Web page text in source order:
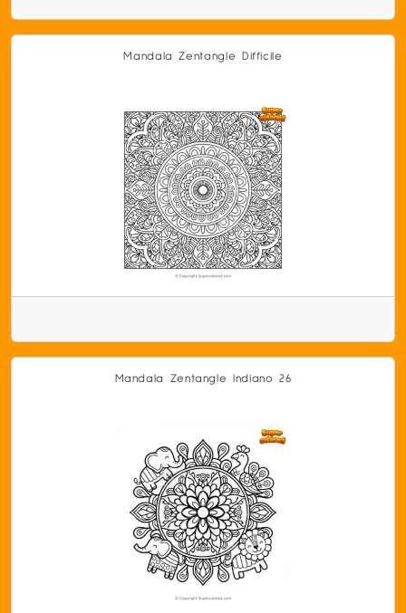
Mandala Zentangle Difficile
Mandala Zentangle Indiano 26